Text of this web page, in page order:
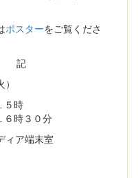
ポスターをご覧くださ
時
時３０分
ィア端末室